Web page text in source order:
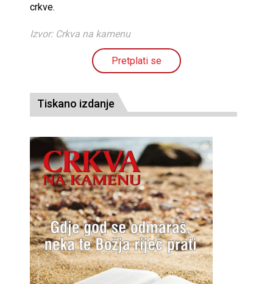
crkve.
Izvor: Crkva na kamenu
Pretplati se
Tiskano izdanje